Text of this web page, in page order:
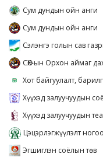
Сум дундын ойн анги
Сум дундын ойн анги
Сэлэнгэ голын сав
СӨХ-ын Орхон аймаг
Хот байгуулалт,
Хүүхэд залуучуудын
Хүүхэд залуучуудын
Цэцэрлэгжүүлэлт
Эгшиглэн соёлын төв